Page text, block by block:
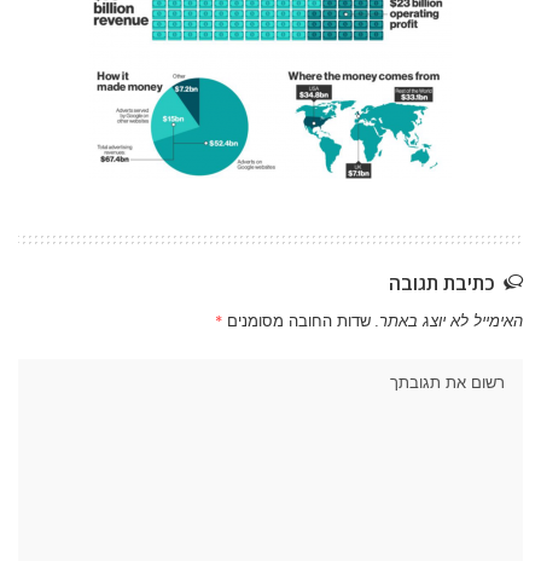
כתיבת תגובה
האימייל לא יוצג באתר. שדות החובה מסומנים *